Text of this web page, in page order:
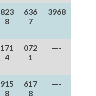
823
8
636
7
3968
171
4
072
1
—-
915
8
617
8
—-